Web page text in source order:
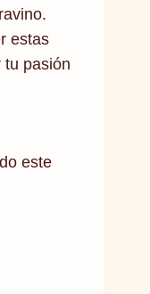
estas
tu pasión
este